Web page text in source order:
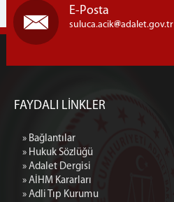
E-Posta
suluca.acik adalet.gov.tr
FAYDALI LİNKLER
» Bağlantılar
» Hukuk Sözlüğü
» Adalet Dergisi
» AİHM Kararları
» Adli Tıp Kurumu